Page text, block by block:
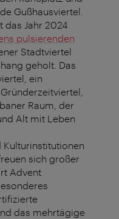
Gußhausviertel.
das Jahr 2024
pulsierenden
Stadtviertel
geholt. Das
ein
Raum, der
Alt mit Leben
sich großer
Advent
das mehrtägige